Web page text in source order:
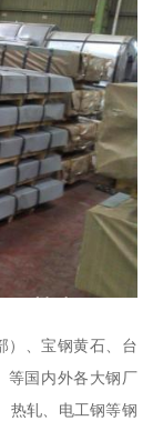
）、宝钢黄石、台
等国内外各大钢厂
热轧、电工钢等钢